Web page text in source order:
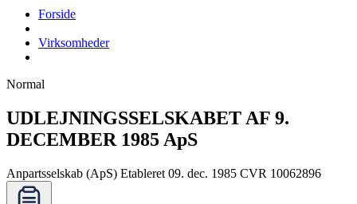
Forside
Virksomheder
Normal
UDLEJNINGSSELSKABET AF 9.
DECEMBER 1985 ApS
Anpartsselskab (ApS) Etableret 09. dec. 1985 CVR 10062896